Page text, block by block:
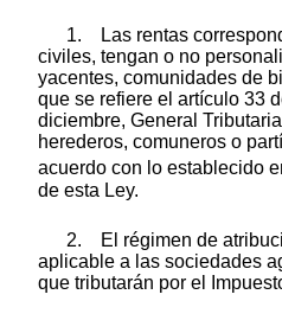
1. Las rentas
civiles, tengan o no
yacentes, comunidades de
que se refiere el artículo 33
diciembre, General
herederos, comuneros o
acuerdo con lo establecido
de esta Ley.
2. El régimen de
aplicable a las sociedades
que tributarán por el